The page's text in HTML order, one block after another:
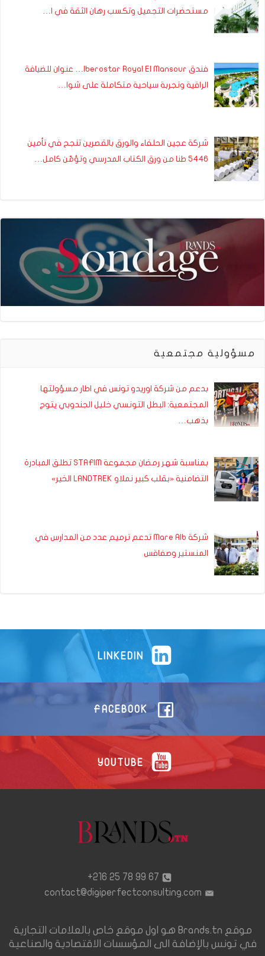
مستحضرات التجميل وتكسب رهان الثقة في ا…
فندق Iberostar Royal El Mansour… عنوان للضيافة
الراقية وتجربة سياحية متكاملة على شوا…
شركة عجين الحلفاء والورق بالقصرين تنجح في تأمين
5446 طنا من ورق الكتاب المدرسي وتؤمّن كامل…
مسؤولية مجتمعية
بدعم من شركة اوريدو تونس في اطار مسؤولتها
المجتمعية: البطل التونسي خليل الجندوبي يتوج
بذهب…
بمناسبة شهر رمضان مجموعة STAFIM تطلق المبادرة
التضامنية «بقلب كبير نملاو LANDTREK الخير»
شركة Mare Alb تدعم ترميم عدد من المدارس في
المنستير وصفاقس
LINKEDIN
FACEBOOK
YOUTUBE
67 99 78 25 216+
contact@digiperfectconsulting.com
موقع Brands.tn هو اول موقع خاص بالعلامات التجارية
في تونس بالإضافة الى المؤسسات الاقتصادية والصناعية